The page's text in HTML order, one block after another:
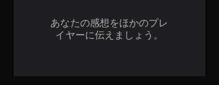
あなたの感想をほかのプレ
イヤーに伝えましょう。